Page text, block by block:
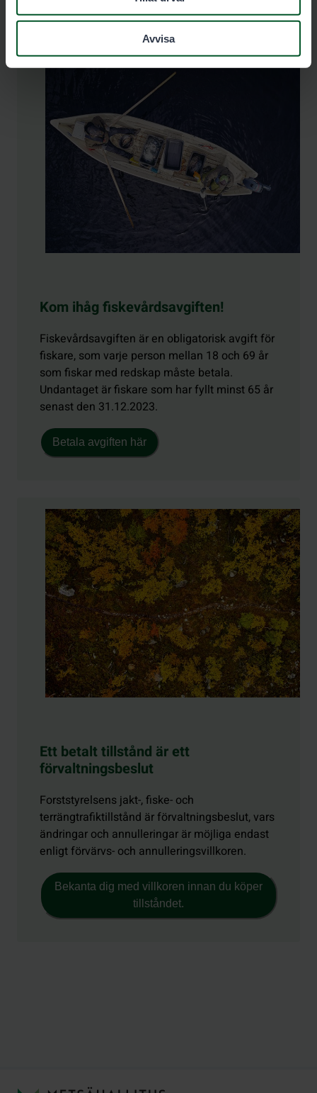
Avvisa
Kom ihåg fiskevårdsavgiften!
Fiskevårdsavgiften är en obligatorisk avgift för
fiskare, som varje person mellan 18 och 69 år
som fiskar med redskap måste betala.
Undantaget är fiskare som har fyllt minst 65 år
senast den 31.12.2023.
Betala avgiften här
Ett betalt tillstånd är ett
förvaltningsbeslut
Forststyrelsens jakt-, fiske- och
terrängtrafiktillstånd är förvaltningsbeslut, vars
ändringar och annulleringar är möjliga endast
enligt förvärvs- och annulleringsvillkoren.
Bekanta dig med villkoren innan du köper
tillståndet.